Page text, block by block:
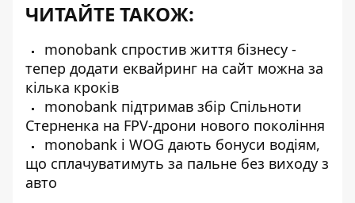
ЧИТАЙТЕ ТАКОЖ:
monobank спростив життя бізнесу -
тепер додати еквайринг на сайт можна за
кілька кроків
monobank підтримав збір Спільноти
Стерненка на FPV-дрони нового покоління
monobank і WOG дають бонуси водіям,
що сплачуватимуть за пальне без виходу з
авто